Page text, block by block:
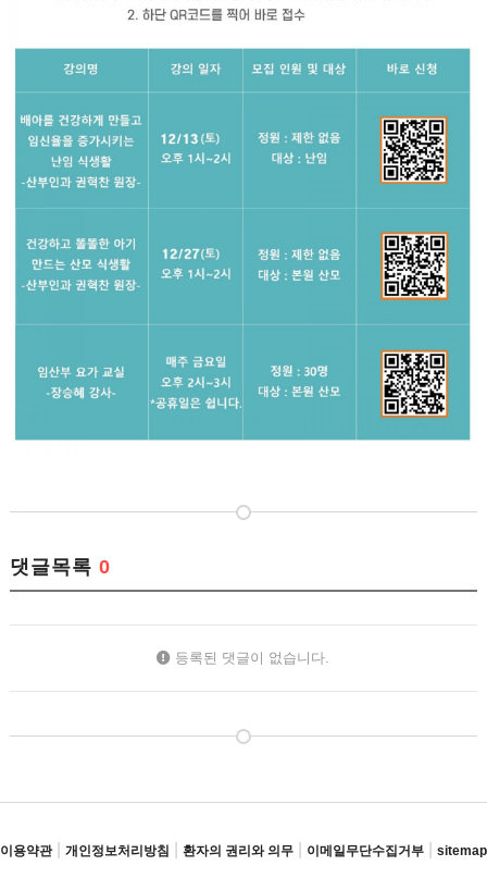
댓글목록0
등록된 댓글이 없습니다.
이용약관 개인정보처리방침 환자의 권리와 의무 이메일무단수집거부 sitemap